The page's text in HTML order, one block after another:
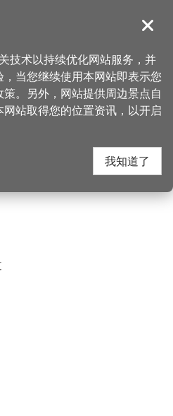
導覽
> 俪恩国际有限公司 (甘心乐意)
限公司 (甘
景点
关闭
技术以持续优化网站服务，并
当您继续使用本网站即表示您
。另外，网站提供周边景点自
站取得您的位置资讯，以开启
我知道了